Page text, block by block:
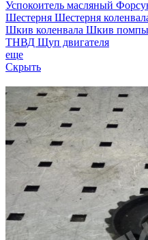
Успокоитель масляный
Шестерня Шестерня
Шкив коленвала Шкив помпы
ТНВД Щуп двигателя
еще
Скрыть